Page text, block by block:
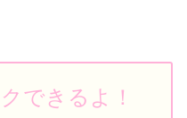
できるよ！